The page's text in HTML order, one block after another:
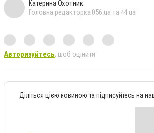
Катерина Охотник
Головна редакторка 056.ua та 44.ua
Авторизуйтесь, щоб оцінити
Діліться цією новиною та підписуйтесь на